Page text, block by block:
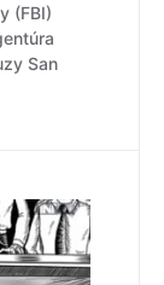
(FBI)
San